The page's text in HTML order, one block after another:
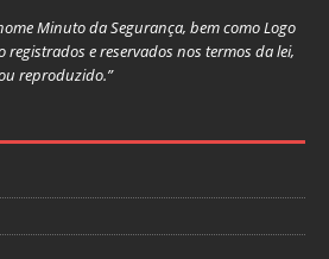
Minuto da Segurança, bem como Logo
registrados e reservados nos termos da lei,
reproduzido.”